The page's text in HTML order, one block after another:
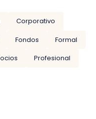
Corporativo
Fondos
Formal
Profesional